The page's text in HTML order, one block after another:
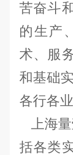
苦奋斗
的生产
术、服
和基础
各行各
上海量
括各类